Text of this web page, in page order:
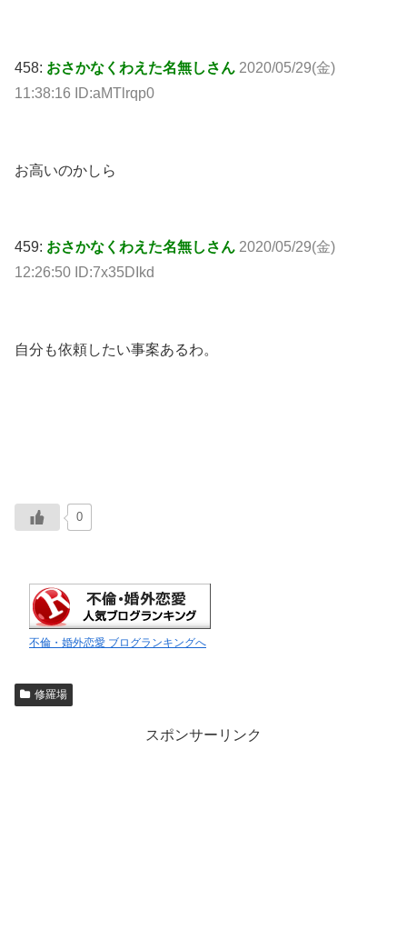
458: おさかなくわえた名無しさん 2020/05/29(金)
11:38:16 ID:aMTlrqp0
お高いのかしら
459: おさかなくわえた名無しさん 2020/05/29(金)
12:26:50 ID:7x35DIkd
自分も依頼したい事案あるわ。
0
不倫・婚外恋愛 ブログランキングへ
修羅場
スポンサーリンク